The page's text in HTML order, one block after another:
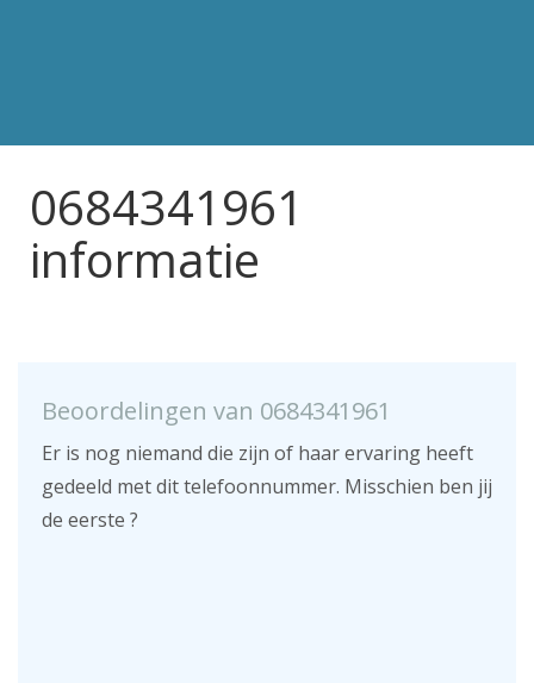
0684341961
informatie
Beoordelingen van 0684341961
Er is nog niemand die zijn of haar ervaring heeft
gedeeld met dit telefoonnummer. Misschien ben jij
de eerste ?